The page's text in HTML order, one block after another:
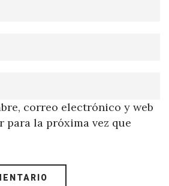
correo electrónico y web
para la próxima vez que